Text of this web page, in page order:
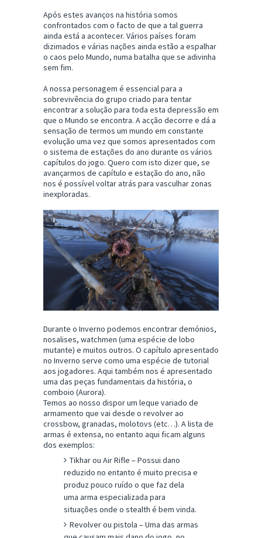
Após estes avanços na história somos
confrontados com o facto de que a tal guerra
ainda está a acontecer. Vários países foram
dizimados e várias nações ainda estão a espalhar
o caos pelo Mundo, numa batalha que se adivinha
sem fim.
A nossa personagem é essencial para a
sobrevivência do grupo criado para tentar
encontrar a solução para toda esta depressão em
que o Mundo se encontra. A acção decorre e dá a
sensação de termos um mundo em constante
evolução uma vez que somos apresentados com
o sistema de estações do ano durante os vários
capítulos do jogo. Quero com isto dizer que, se
avançarmos de capítulo e estação do ano, não
nos é possível voltar atrás para vasculhar zonas
inexploradas.
Durante o Inverno podemos encontrar demónios,
nosalises, watchmen (uma espécie de lobo
mutante) e muitos outros. O capítulo apresentado
no Inverno serve como uma espécie de tutorial
aos jogadores. Aqui também nos é apresentado
uma das peças fundamentais da história, o
comboio (Aurora).
Temos ao nosso dispor um leque variado de
armamento que vai desde o revolver ao
crossbow, granadas, molotovs (etc…). A lista de
armas é extensa, no entanto aqui ficam alguns
dos exemplos:
Tikhar ou Air Rifle – Possui dano
reduzido no entanto é muito precisa e
produz pouco ruído o que faz dela
uma arma especializada para
situações onde o stealth é bem vinda.
Revolver ou pistola – Uma das armas